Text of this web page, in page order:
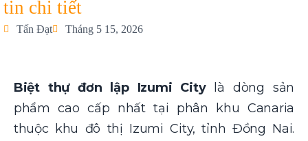
tin chi tiết
Tấn Đạt Tháng 5 15, 2026
Biệt thự đơn lập Izumi Citylà dòng sản
phẩm cao cấp nhất tại phân khu Canaria
thuộc khu đô thị Izumi City, tỉnh Đồng Nai.